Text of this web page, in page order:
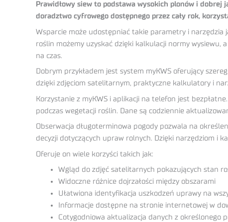
Prawidłowy siew to podstawa wysokich plonów i
doradztwo cyfrowego dostępnego przez cały rok,
Wsparcie może udostępniać takie parametry i narzędzia
roślin możemy uzyskać dzięki kalkulacji normy wysiewu,
na czas.
Dobrym przykładem jest system myKWS oferujący
dzięki zdjęciom satelitarnym, praktyczne kalkulatory i
Korzystanie z myKWS i aplikacji na telefon jest
podczas wegetacji roślin. Dane są codziennie
Obserwacja długoterminowa pogody pozwala na
decyzji dotyczących upraw rolnych. Dzięki narzędziom i
Oferuje on wiele korzyści takich jak:
Wgląd do zdjęć satelitarnych pokazujących stan
Widoczne różnice dojrzałości między obszarami
Ułatwiona identyfikacja uszkodzeń uprawy na
Informacje dostępne na stronie internetowej w
Cotygodniowa aktualizacja danych z określonego